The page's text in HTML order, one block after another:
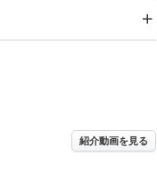
センターデフロック
キーレス 紹介動画を見る